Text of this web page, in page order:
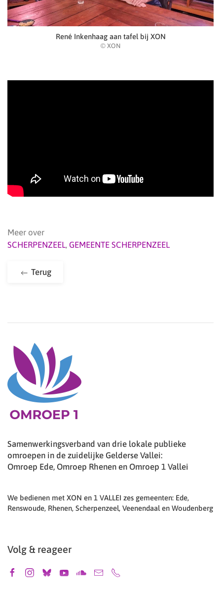
René Inkenhaag aan tafel bij XON
© XON
Meer over
SCHERPENZEEL, GEMEENTE SCHERPENZEEL
Terug
Samenwerkingsverband van drie lokale publieke
omroepen in de zuidelijke Gelderse Vallei:
Omroep Ede, Omroep Rhenen en Omroep 1 Vallei
We bedienen met XON en 1 VALLEI zes gemeenten: Ede,
Renswoude, Rhenen, Scherpenzeel, Veenendaal en Woudenberg
Volg & reageer